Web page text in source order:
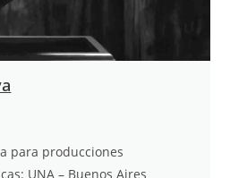
para producciones
UNA – Buenos Aires